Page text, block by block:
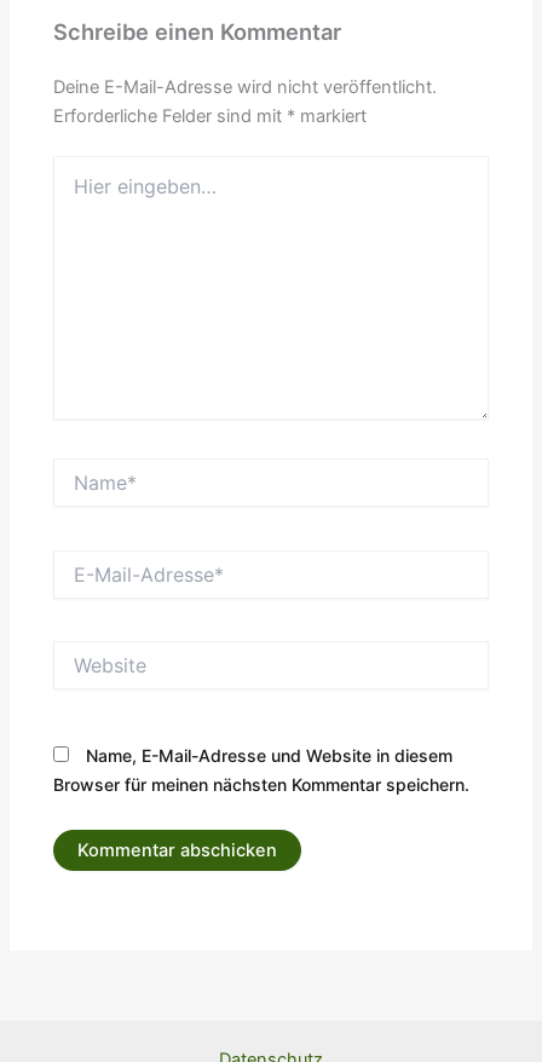
Schreibe einen Kommentar
Deine E-Mail-Adresse wird nicht veröffentlicht.
Erforderliche Felder sind mit * markiert
eingeben…
Mail-
Name, E-Mail-Adresse und Website in diesem
Browser für meinen nächsten Kommentar speichern.